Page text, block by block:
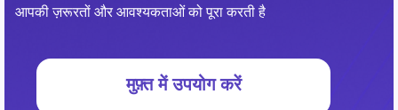
आपकी ज़रूरतों और आवश्यकताओं को पूरा करती है
मुफ़्त में उपयोग करें